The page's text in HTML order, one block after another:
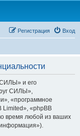
Вход
Регистрация
СИЛЫ» и его
СИЛЫ»,
«программное
Limited», «phpBB
время любой из ваших